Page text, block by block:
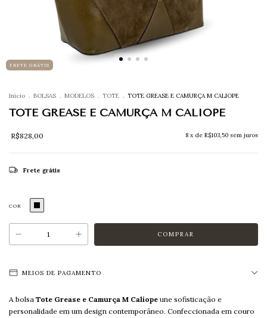
FRETE GRÁTIS
Início . BOLSAS . MODELOS . TOTE . TOTE GREASE E CAMURÇA M CALIOPE
TOTE GREASE E CAMURÇA M CALIOPE
R$828,00 8 x de R$103,50 sem juros
Frete grátis
COR
MEIOS DE PAGAMENTO
A bolsa Tote Grease e Camurça M Caliope une sofisticação e
personalidade em um design contemporâneo. Confeccionada em couro